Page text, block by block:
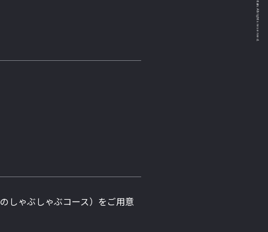
しゃぶしゃぶコース）をご用意